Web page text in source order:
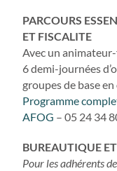
PARCOURS
ET FISCALITE
Avec un
6 demi-journées
groupes de base
Programme
AFOG – 05 24 34
BUREAUTIQUE
Pour les adhérents